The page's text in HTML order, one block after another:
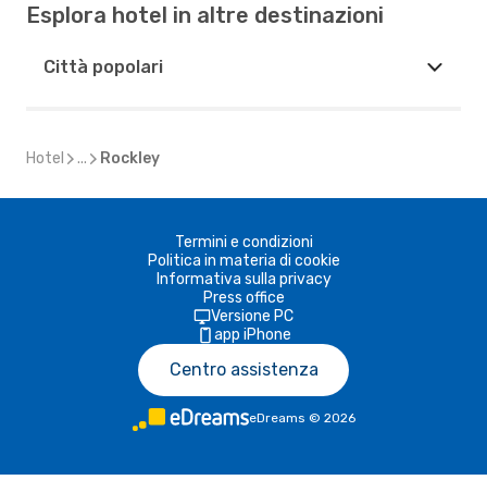
Esplora hotel in altre destinazioni
Città popolari
Hotel ... Rockley
Termini e condizioni
Politica in materia di cookie
Informativa sulla privacy
Press office
Versione PC
app iPhone
Centro assistenza
eDreams © 2026